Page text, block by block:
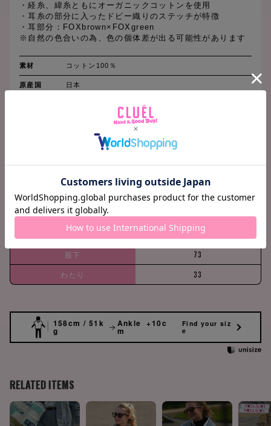
・経糸、緯糸ともにオーガニックコットンを使用
・耳糸の部分に入ったドビー織りのステッチが特徴
・耳部分：FOXbrown×FOXgreen
※自然の色合いの為、色の個体差が出る可能性があります
素材 コットン100％
原産国 日本
ウエスト
78
ヒップ
105
股上
30
股下
73
わたり
33
158cm / 51k
g
Ankle +10c
m
Find your siz
e